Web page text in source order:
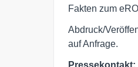
Fakten zum
Abdruck/
auf Anfrage.
Pressekontakt: